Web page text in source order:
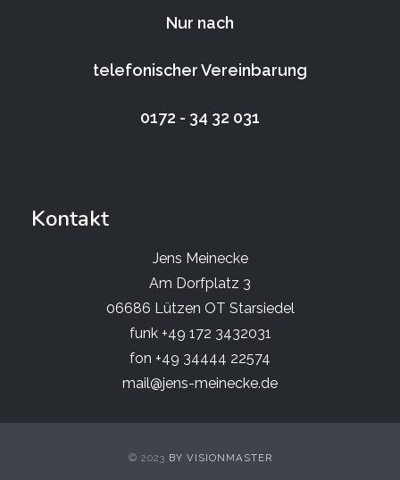
Nur nach
telefonischer Vereinbarung
0172 - 34 32 031
Kontakt
Jens Meinecke
Am Dorfplatz 3
06686 Lützen OT Starsiedel
funk +49 172 3432031
fon +49 34444 22574
mail@jens-meinecke.de
© 2023 BY VISIONMASTER